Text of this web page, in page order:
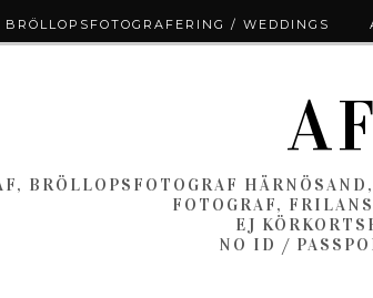
BRÖLLOPSFOTOGRAF
FOTOGRAF,
EJ
NO ID /
BRÖLLOPSFOTOGRAFERING / WEDDINGS